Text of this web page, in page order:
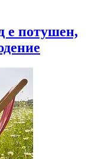
е потушен,